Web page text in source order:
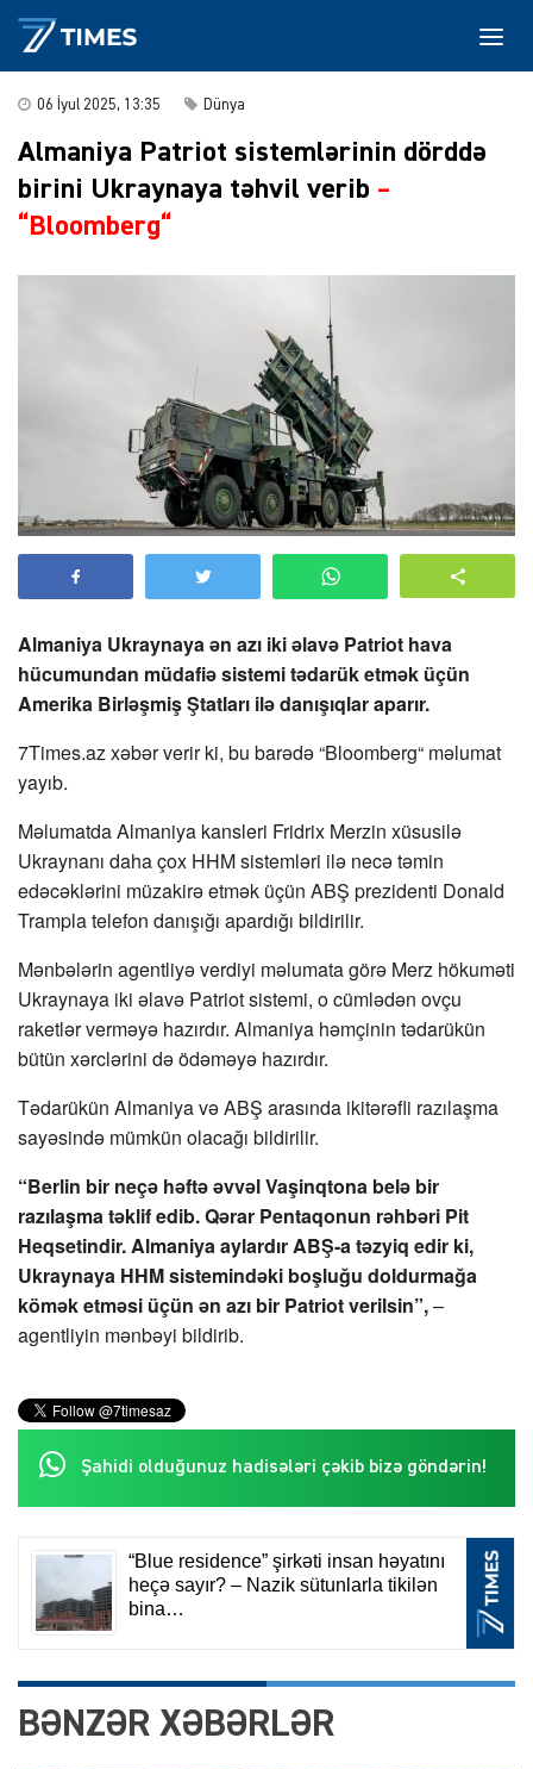
06 İyul 2025, 13:35 Dünya
Almaniya Patriot sistemlərinin dörddə
birini Ukraynaya təhvil verib –
“Bloomberg“
Almaniya Ukraynaya ən azı iki əlavə Patriot hava
hücumundan müdafiə sistemi tədarük etmək üçün
Amerika Birləşmiş Ştatları ilə danışıqlar aparır.
7Times.az xəbər verir ki, bu barədə “Bloomberg“ məlumat
yayıb.
Məlumatda Almaniya kansleri Fridrix Merzin xüsusilə
Ukraynanı daha çox HHM sistemləri ilə necə təmin
edəcəklərini müzakirə etmək üçün ABŞ prezidenti Donald
Trampla telefon danışığı apardığı bildirilir.
Mənbələrin agentliyə verdiyi məlumata görə Merz hökuməti
Ukraynaya iki əlavə Patriot sistemi, o cümlədən ovçu
raketlər verməyə hazırdır. Almaniya həmçinin tədarükün
bütün xərclərini də ödəməyə hazırdır.
Tədarükün Almaniya və ABŞ arasında ikitərəfli razılaşma
sayəsində mümkün olacağı bildirilir.
“Berlin bir neçə həftə əvvəl Vaşinqtona belə bir
razılaşma təklif edib. Qərar Pentaqonun rəhbəri Pit
Heqsetindir. Almaniya aylardır ABŞ-a təzyiq edir ki,
Ukraynaya HHM sistemindəki boşluğu doldurmağa
kömək etməsi üçün ən azı bir Patriot verilsin”,–
agentliyin mənbəyi bildirib.
Şahidi olduğunuz hadisələri çəkib bizə göndərin!
BƏNZƏR XƏBƏRLƏR